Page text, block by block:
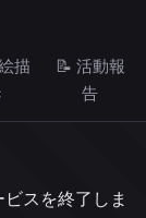
描
📝 活動報
告
スを終了しま